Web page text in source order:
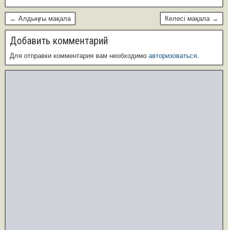
← Алдыңғы мақала Келесі мақала →
Добавить комментарий
Для отправки комментария вам необходимо авторизоваться